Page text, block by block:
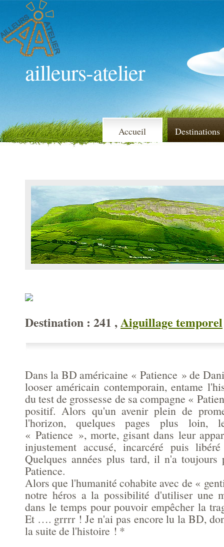
ailleurs-atelier
Accueil Destinations
Destination : 241 ,Aiguillage temporel
Dans la BD américaine « Patience » de
looser américain contemporain, entame
du test de grossesse de sa compagne «
positif. Alors qu'un avenir plein de
l'horizon, quelques pages plus loin,
« Patience », morte, gisant dans leur
injustement accusé, incarcéré puis
Quelques années plus tard, il n'a
Patience.
Alors que l'humanité cohabite avec de «
notre héros a la possibilité d'utiliser une
dans le temps pour pouvoir empêcher la
Et …. grrrr ! Je n'ai pas encore lu la BD,
la suite de l'histoire ! *